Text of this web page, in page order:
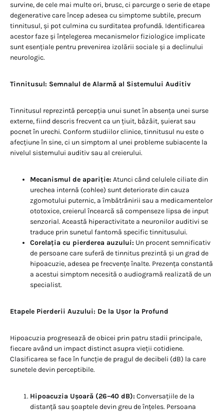
survine, de cele mai multe ori, brusc, ci parcurge o serie de etape
degenerative care încep adesea cu simptome subtile, precum
tinnitusul, și pot culmina cu surditatea profundă. Identificarea
acestor faze și înțelegerea mecanismelor fiziologice implicate
sunt esențiale pentru prevenirea izolării sociale și a declinului
neurologic.
Tinnitusul: Semnalul de Alarmă al Sistemului Auditiv
Tinnitusul reprezintă percepția unui sunet în absența unei surse
externe, fiind descris frecvent ca un țiuit, bâzâit, șuierat sau
pocnet în urechi. Conform studiilor clinice, tinnitusul nu este o
afecțiune în sine, ci un simptom al unei probleme subiacente la
nivelul sistemului auditiv sau al creierului.
Mecanismul de apariție: Atunci când celulele ciliate din
urechea internă (cohlee) sunt deteriorate din cauza
zgomotului puternic, a îmbătrânirii sau a medicamentelor
ototoxice, creierul încearcă să compenseze lipsa de input
senzorial. Această hiperactivitate a neuronilor auditivi se
traduce prin sunetul fantomă specific tinnitusului.
Corelația cu pierderea auzului: Un procent semnificativ
de persoane care suferă de tinnitus prezintă și un grad de
hipoacuzie, adesea pe frecvențe înalte. Prezența constantă
a acestui simptom necesită o audiogramă realizată de un
specialist.
Etapele Pierderii Auzului: De la Ușor la Profund
Hipoacuzia progresează de obicei prin patru stadii principale,
fiecare având un impact distinct asupra vieții cotidiene.
Clasificarea se face în funcție de pragul de decibeli (dB) la care
sunetele devin perceptibile.
Hipoacuzia Ușoară (26–40 dB): Conversațiile de la
distanță sau șoaptele devin greu de înțeles. Persoana